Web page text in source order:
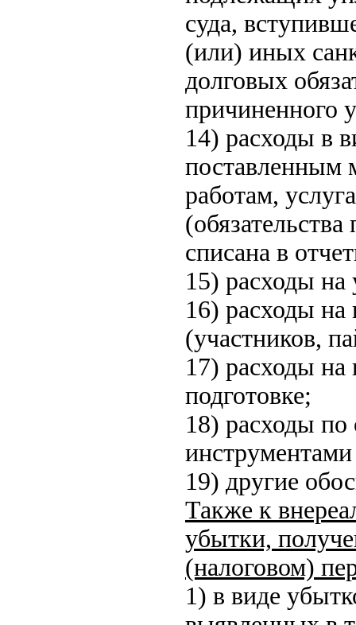
суда,
(или) иных
долговых
причиненного
14) расходы в
поставленным
работам,
списана в
15) расходы на
16) расходы на
(участников,
17) расходы на
подготовке;
18) расходы
19) другие
Также к
убытки,
(налоговом)
1) в виде